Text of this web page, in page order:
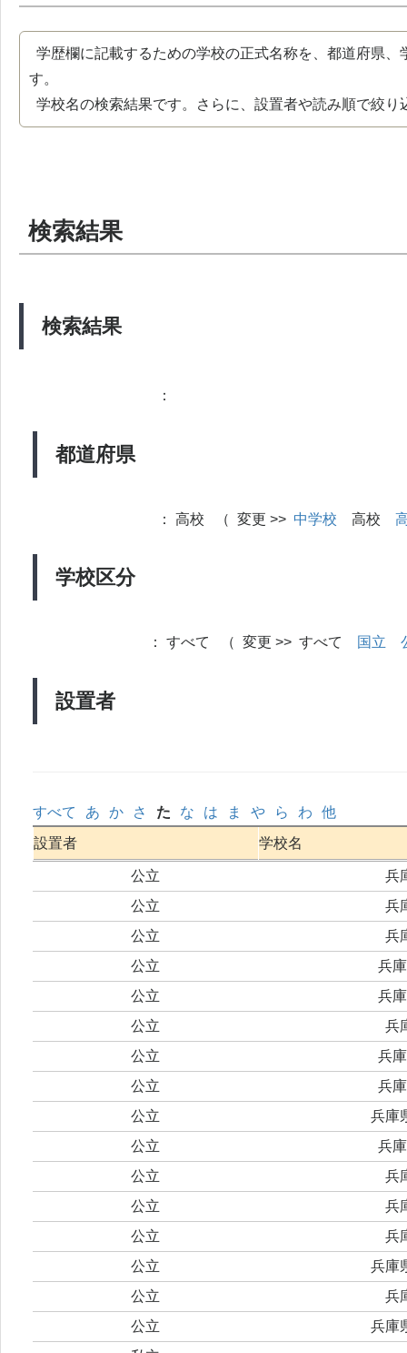
学歴欄に記載するための学校の正式名称を、都道府県
す。
学校名の検索結果です。さらに、設置者や読み順で絞り
検索結果
検索結果
都道府県
：
学校区分
： 高校 （ 変更 >> 中学校 高校
設置者
： すべて （ 変更 >> すべて 国立
すべて あ か さ た な は ま や ら わ
他
設置者
学校名
公立
兵
公立
兵
公立
兵
公立
兵
公立
兵
公立
兵
公立
兵
公立
兵
公立
兵庫
公立
兵
公立
兵
公立
兵
公立
兵
公立
兵庫
公立
兵
公立
兵庫